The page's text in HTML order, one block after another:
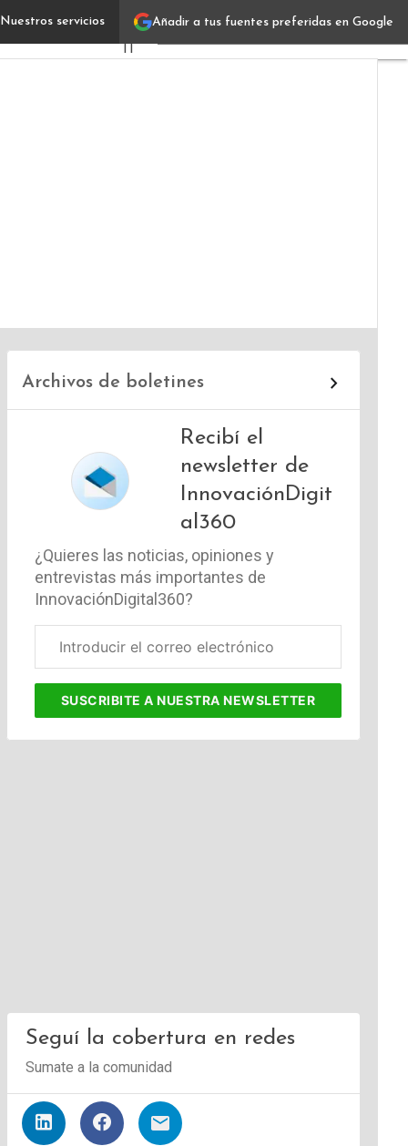
Añadir a tus fuentes preferidas en Google
Nuestros servicios
Lucia Laboudigue
Verticales
IT
Archivos de boletines
Recibí el
newsletter de
InnovaciónDigit
al360
¿Quieres las noticias, opiniones y
entrevistas más importantes de
InnovaciónDigital360?
electrónico
SUSCRIBITEA NUESTRA NEWSLETTER
Seguí la cobertura en redes
Sumate a la comunidad